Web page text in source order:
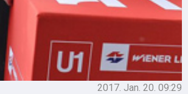
2017. Jan. 20. 09:29